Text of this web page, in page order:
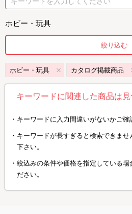
ホビー・玩具
絞り込む
ホビー・玩具 カタログ掲載商品
キーワードに関連した商品は見
キーワードに入力間違いがないかご確
キーワードが長すぎると検索できま
下さい。
絞込みの条件や価格を指定している場
ださい。